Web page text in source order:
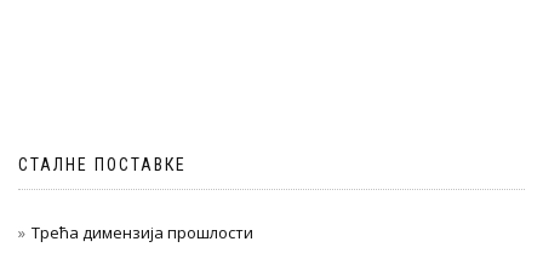
СТАЛНЕ ПОСТАВКЕ
Трећа димензија прошлости